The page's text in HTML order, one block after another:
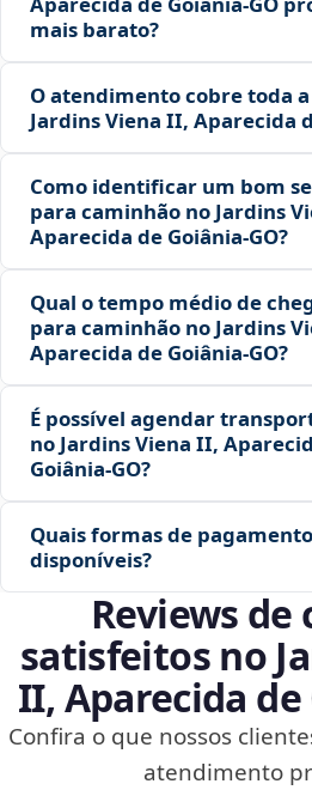
mais barato?
O atendimento cobre toda
Jardins Viena II, Aparecida
Como identificar um bom
para caminhão no Jardins
Aparecida de Goiânia‑GO?
Qual o tempo médio de
para caminhão no Jardins
Aparecida de Goiânia‑GO?
É possível agendar
no Jardins Viena II,
Goiânia‑GO?
Quais formas de
disponíveis?
Reviews de
satisfeitos no
II, Aparecida de
Confira o que nossos
atendimento